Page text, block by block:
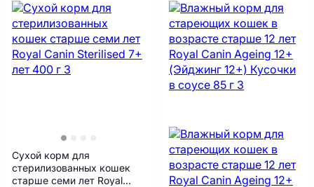
Сухой корм для
стерилизованных кошек
старше семи лет Royal